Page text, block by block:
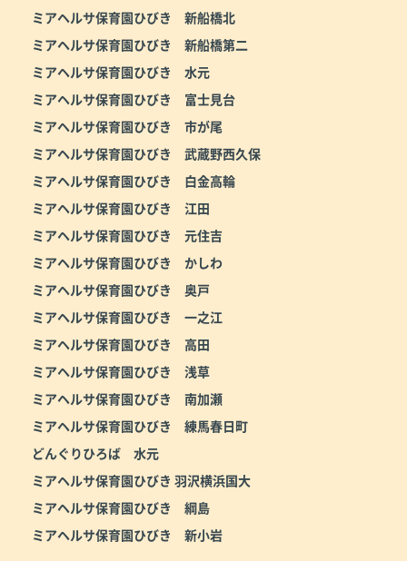
ミアヘルサ保育園ひびき 新船橋北
ミアヘルサ保育園ひびき 新船橋第二
ミアヘルサ保育園ひびき 水元
ミアヘルサ保育園ひびき 富士見台
ミアヘルサ保育園ひびき 市が尾
ミアヘルサ保育園ひびき 武蔵野西久保
ミアヘルサ保育園ひびき 白金高輪
ミアヘルサ保育園ひびき 江田
ミアヘルサ保育園ひびき 元住吉
ミアヘルサ保育園ひびき かしわ
ミアヘルサ保育園ひびき 奥戸
ミアヘルサ保育園ひびき 一之江
ミアヘルサ保育園ひびき 高田
ミアヘルサ保育園ひびき 浅草
ミアヘルサ保育園ひびき 南加瀬
ミアヘルサ保育園ひびき 練馬春日町
どんぐりひろば 水元
ミアヘルサ保育園ひびき 羽沢横浜国大
ミアヘルサ保育園ひびき 綱島
ミアヘルサ保育園ひびき 新小岩